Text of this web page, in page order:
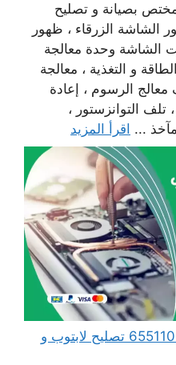
بصيانة و تصليح
الشاشة الزرقاء ، ظهور
الشاشة وحدة معالجة
و التغذية ، معالجة
معالج الرسوم ، إعادة
التوانزستور ،
... اقرأ المزيد
مهندس كمبيوتر الضباعية 65511033 تصليح لابتوب و